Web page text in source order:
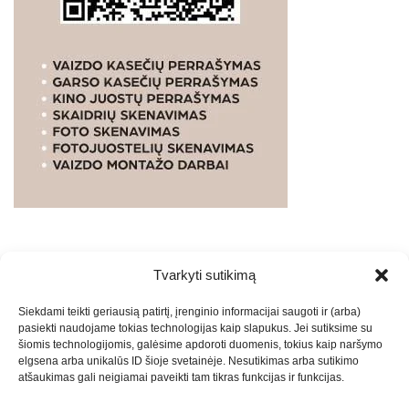
Tvarkyti sutikimą
Siekdami teikti geriausią patirtį, įrenginio informacijai saugoti ir (arba)
pasiekti naudojame tokias technologijas kaip slapukus. Jei sutiksime su
šiomis technologijomis, galėsime apdoroti duomenis, tokius kaip naršymo
elgsena arba unikalūs ID šioje svetainėje. Nesutikimas arba sutikimo
atšaukimas gali neigiamai paveikti tam tikras funkcijas ir funkcijas.
PASLAUGOS. SEO tekstų rašymas, turinio kūrimas,
straipsnių rašymas ir talpinimas į mūsų valdomas
svetaines.2026Armijai.LTTheme: Express News ByAdore
Themes.